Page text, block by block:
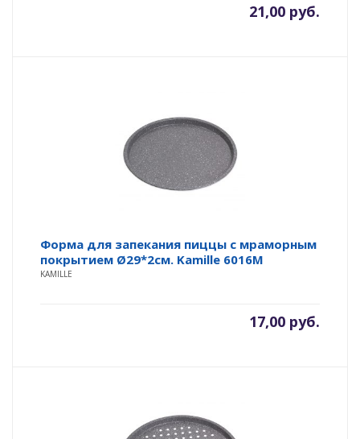
21,00 руб.
Форма для запекания пиццы с мраморным
покрытием Ø29*2см. Kamille 6016M
KAMILLE
17,00 руб.